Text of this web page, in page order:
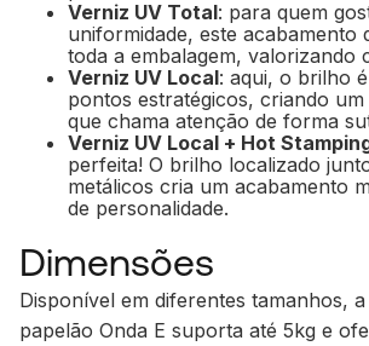
Verniz UV Total: para quem
uniformidade, este acabamento
toda a embalagem, valorizando
Verniz UV Local: aqui, o brilho
pontos estratégicos, criando
que chama atenção de forma
Verniz UV Local + Hot
perfeita! O brilho localizado
metálicos cria um acabamento
de personalidade.
Dimensões
Disponível em diferentes tamanhos, a
papelão Onda E suporta até 5kg e